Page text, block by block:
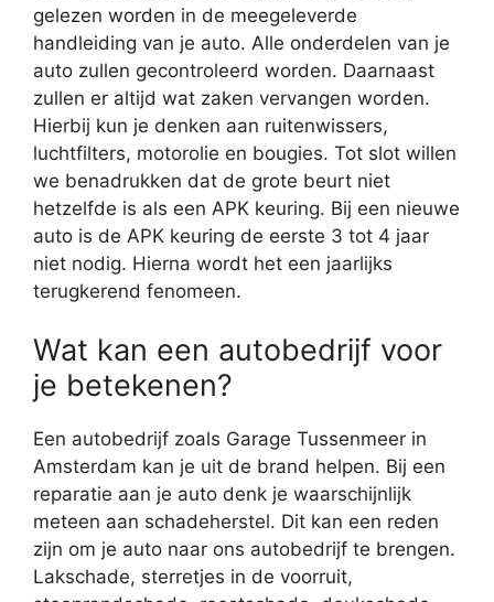
gelezen worden in de meegeleverde
handleiding van je auto. Alle onderdelen van je
auto zullen gecontroleerd worden. Daarnaast
zullen er altijd wat zaken vervangen worden.
Hierbij kun je denken aan ruitenwissers,
luchtfilters, motorolie en bougies. Tot slot willen
we benadrukken dat de grote beurt niet
hetzelfde is als een APK keuring. Bij een nieuwe
auto is de APK keuring de eerste 3 tot 4 jaar
niet nodig. Hierna wordt het een jaarlijks
terugkerend fenomeen.
Wat kan een autobedrijf voor
je betekenen?
Een autobedrijf zoals Garage Tussenmeer in
Amsterdam kan je uit de brand helpen. Bij een
reparatie aan je auto denk je waarschijnlijk
meteen aan schadeherstel. Dit kan een reden
zijn om je auto naar ons autobedrijf te brengen.
Lakschade, sterretjes in de voorruit,